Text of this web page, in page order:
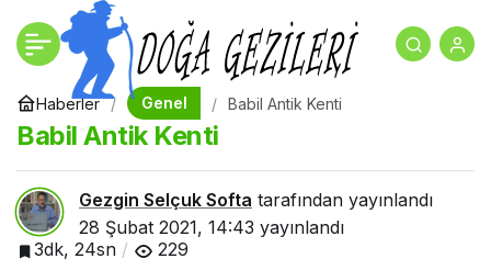
Haberler Genel Babil Antik Kenti
Babil Antik Kenti
Gezgin Selçuk Softa tarafından yayınlandı
28 Şubat 2021, 14:43 yayınlandı
3dk, 24sn
229
Asya Kıtasının En Gözde
Tatil Ülkesi Tayland
+ - Paylaş